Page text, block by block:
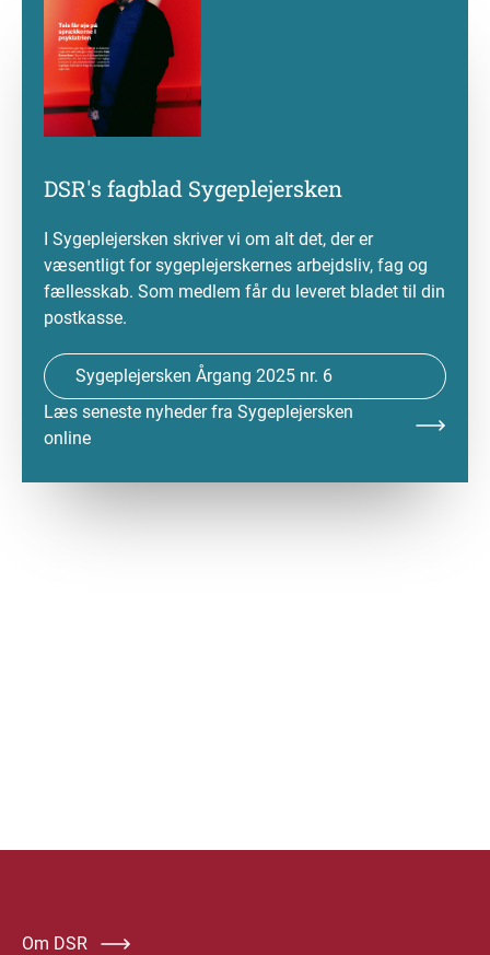
DSR's fagblad Sygeplejersken
I Sygeplejersken skriver vi om alt det, der er
væsentligt for sygeplejerskernes arbejdsliv, fag og
fællesskab. Som medlem får du leveret bladet til din
postkasse.
Sygeplejersken Årgang 2025 nr. 6
Læs seneste nyheder fra Sygeplejersken
online
Om DSR